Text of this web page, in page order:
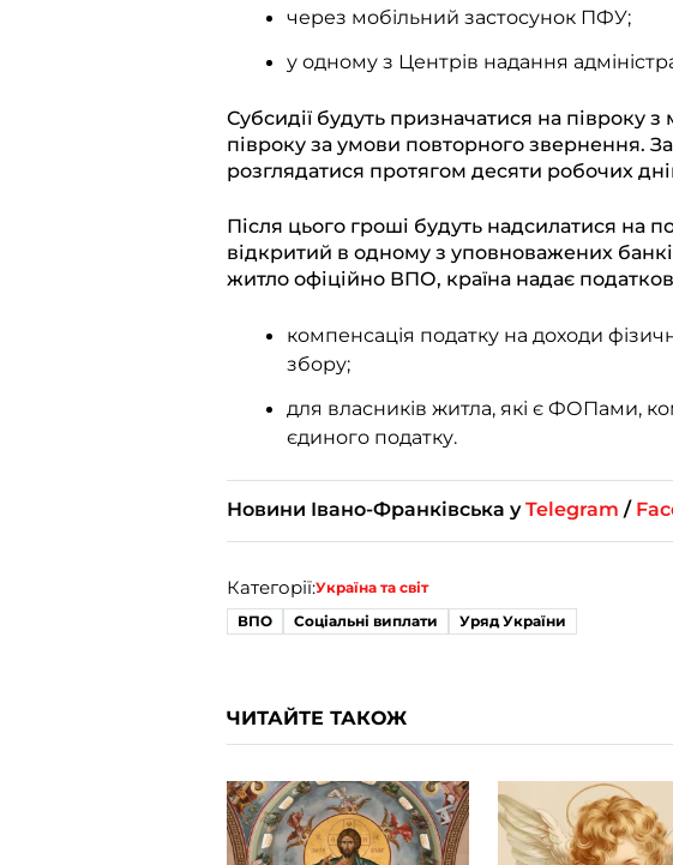
через мобільний застосунок ПФУ;
у одному з Центрів надання
Субсидії будуть призначатися на
півроку за умови повторного звернення.
розглядатися протягом десяти робочих
Після цього гроші будуть надсилатися на
відкритий в одному з уповноважених
житло офіційно ВПО, країна надає
компенсація податку на доходи
збору;
для власників житла, які є ФОПами,
єдиного податку.
Новини Івано-Франківська уTelegram /
Категорії:Україна та світ
ВПО
Соціальні виплати Уряд України
ЧИТАЙТЕ ТАКОЖ